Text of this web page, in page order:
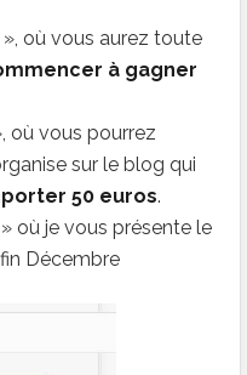
», où vous aurez toute
à gagner
où vous pourrez
sur le blog qui
50 euros.
» où je vous présente le
fin Décembre